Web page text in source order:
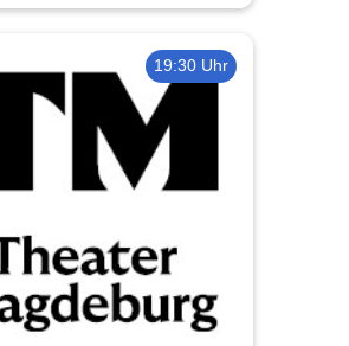
19:30 Uhr